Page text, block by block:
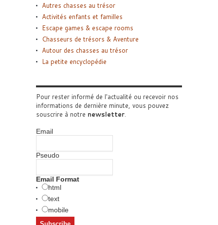
Autres chasses au trésor
Activités enfants et familles
Escape games & escape rooms
Chasseurs de trésors & Aventure
Autour des chasses au trésor
La petite encyclopédie
Pour rester informé de l'actualité ou recevoir nos
informations de dernière minute, vous pouvez
souscrire à notre newsletter.
Email
Pseudo
Email Format
html
text
mobile